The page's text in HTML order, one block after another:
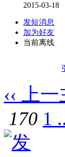
2015-03-18
发短消息
加为好友
当前离线
‹‹ 上
170 1